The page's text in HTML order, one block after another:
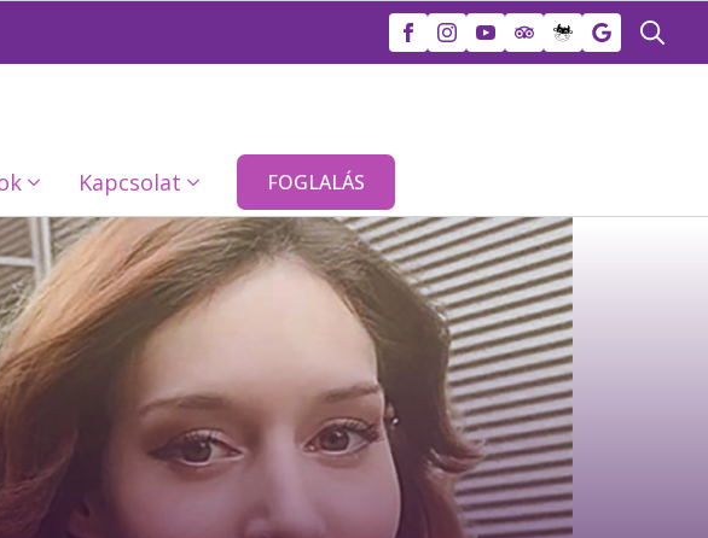
Kapcsolat FOGLALÁS